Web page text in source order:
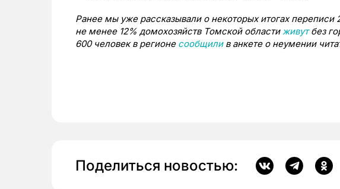
Ранее мы уже рассказывали о некоторых итогах переписи
не менее 12% домохозяйств Томской области живутбез
600 человек в регионе сообщилив анкете о неумении
Поделиться новостью: